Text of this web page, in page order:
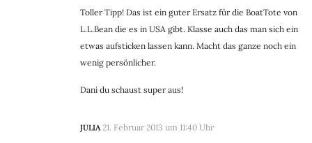
Toller Tipp! Das ist ein guter Ersatz für die BoatTote von
L.L.Bean die es in USA gibt. Klasse auch das man sich ein
etwas aufsticken lassen kann. Macht das ganze noch ein
wenig persönlicher.
Dani du schaust super aus!
JULIA 21. Februar 2013 um 11:40 Uhr